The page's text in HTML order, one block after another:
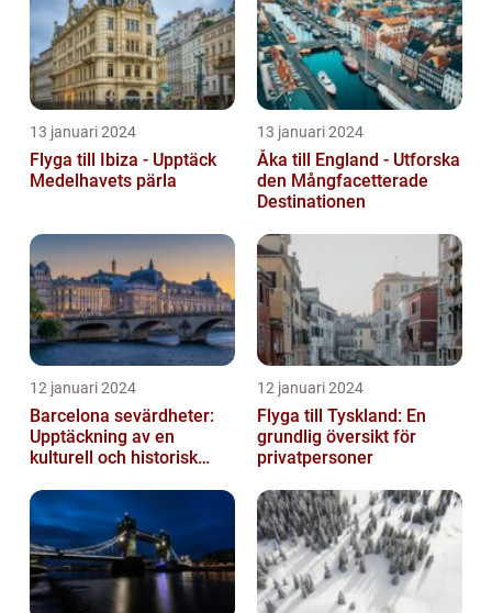
13 januari 2024
Flyga till Ibiza - Upptäck
Medelhavets pärla
13 januari 2024
Åka till England - Utforska
den Mångfacetterade
Destinationen
12 januari 2024
Barcelona sevärdheter:
Upptäckning av en
kulturell och historisk
12 januari 2024
Flyga till Tyskland: En
grundlig översikt för
privatpersoner